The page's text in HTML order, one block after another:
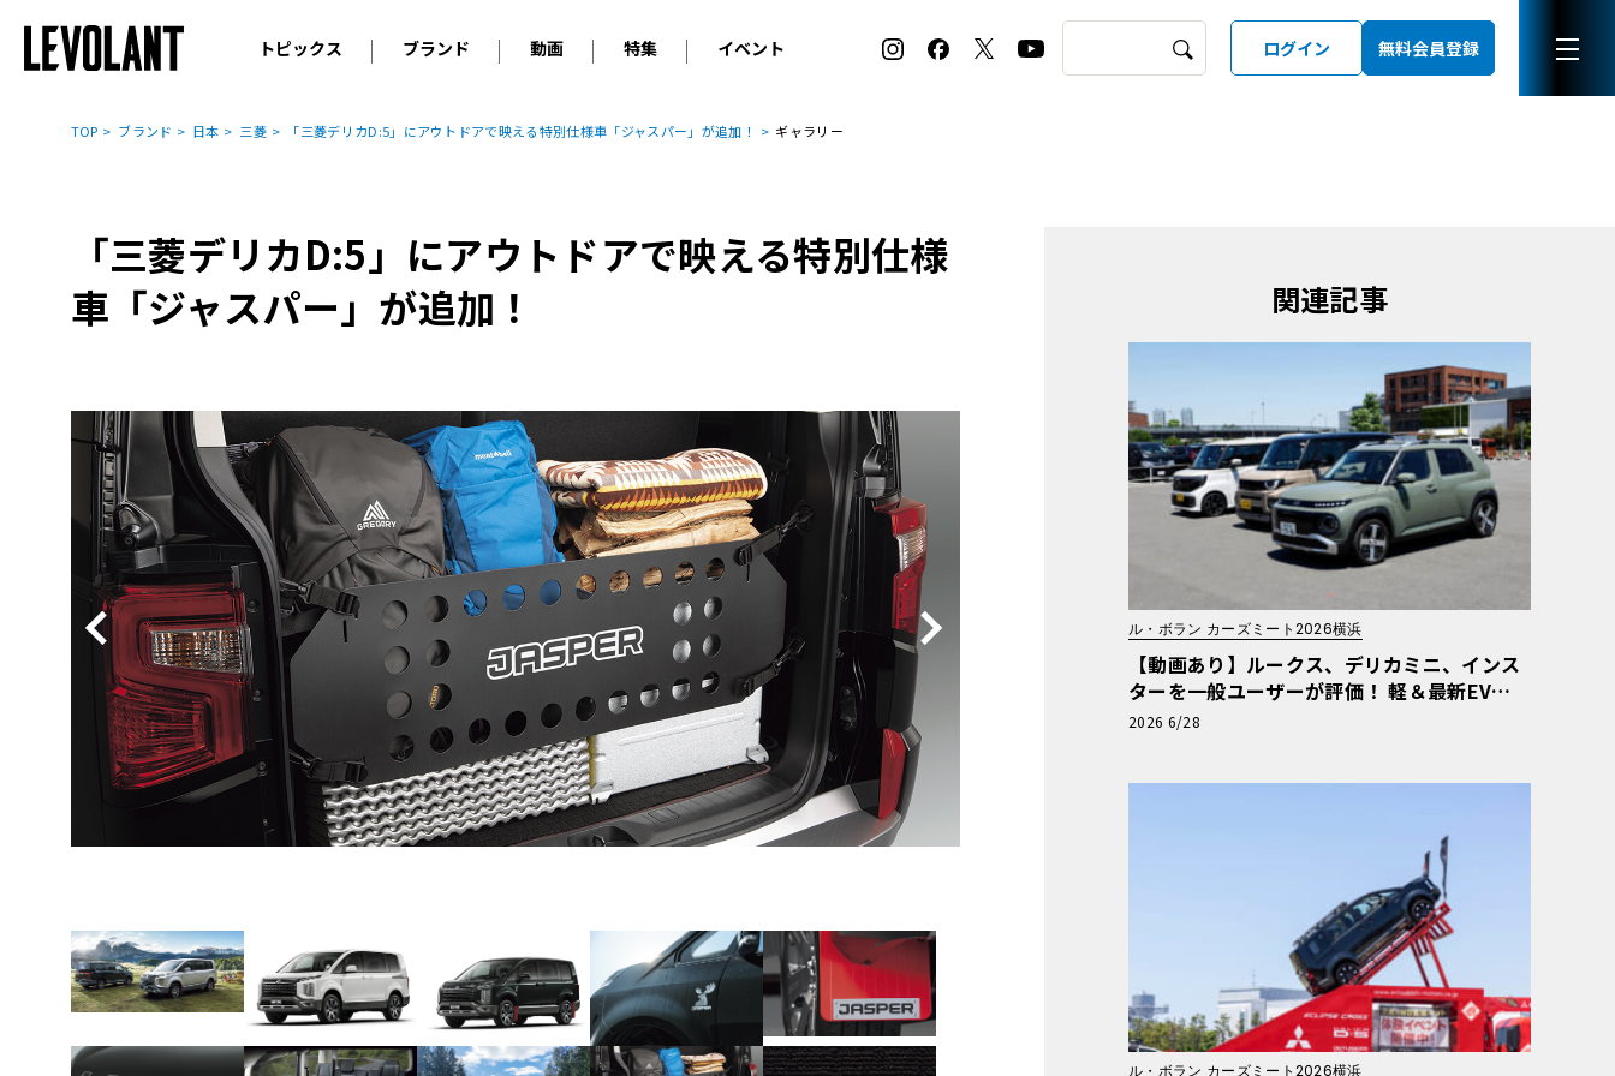
トピックス
ニュース
コラム
ブランド
輸入車 アウディ BMW
プジョー
ルノー
アバルト
フェラーリ
フィアット
ランボルギーニ
MINI
モーガン
ロールス・ロイス
ボルボ
キャデラック
シボレー
ジープ
テスラ
ヒョンデ
BYD
その他
国産車 レクサス トヨタ
日産
ホンダ
スバル
マツダ
三菱
ダイハツ
スズキ
光岡
その他
動画
オリジナル動画
特集
2026 サマータイヤ＆ホイール バイヤーズガイド
ホイールカタログ
タイヤ特集
イベント
ル・ボラン カーズ・ミート2026横浜
EV:LIFE KOBE 2025
ル・ボラン カーズ・ミート2025横浜
ログイン 無料会員登録
TOP ブランド 日本 三菱 「三菱デリカD:5」にアウトドアで映える特別仕様車「ジャスパー」が追加！ ギャラリー
「三菱デリカD:5」にアウトドアで映える特別仕様
車「ジャスパー」が追加！
関連記事
ル・ボラン カーズミート2026横浜
【動画あり】ルークス、デリカミニ、インス
ターを一般ユーザーが評価！ 軽＆最新EV体
験試乗レポート【ル・ボラン カーズミート20
2026 6/28
ル・ボラン カーズミート2026横浜